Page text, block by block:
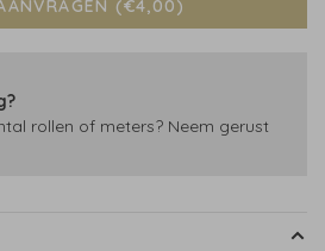
(€4,00)
rollen of meters? Neem gerust